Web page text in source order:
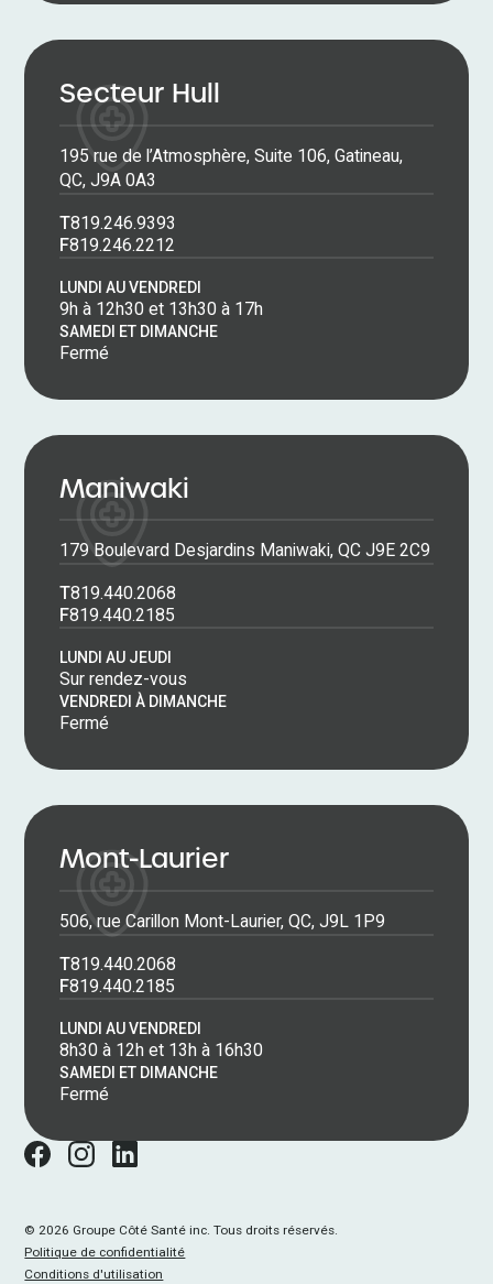
Secteur Hull
195 rue de l’Atmosphère, Suite 106, Gatineau,
QC, J9A 0A3
T819.246.9393
F819.246.2212
LUNDI AU VENDREDI
9h à 12h30 et 13h30 à 17h
SAMEDI ET DIMANCHE
Fermé
Maniwaki
179 Boulevard Desjardins Maniwaki, QC J9E 2C9
T819.440.2068
F819.440.2185
LUNDI AU JEUDI
Sur rendez-vous
VENDREDI À DIMANCHE
Fermé
Mont-Laurier
506, rue Carillon Mont-Laurier, QC, J9L 1P9
T819.440.2068
F819.440.2185
LUNDI AU VENDREDI
8h30 à 12h et 13h à 16h30
SAMEDI ET DIMANCHE
Fermé
© 2026 Groupe Côté Santé inc. Tous droits réservés.
Politique de confidentialité
Conditions d'utilisation